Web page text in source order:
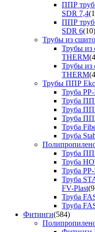
ППР
SDR 7,4
ППР
SDR 6(10)
Трубы из
Трубы из
THERM
Трубы из
THERM
Трубы ППР
Труба
Труба
Труба
Труба
Труба
Труба
Труба
Труба
Труба
Труба
FV-Plast
Труба
Труба
Фитинги(584)